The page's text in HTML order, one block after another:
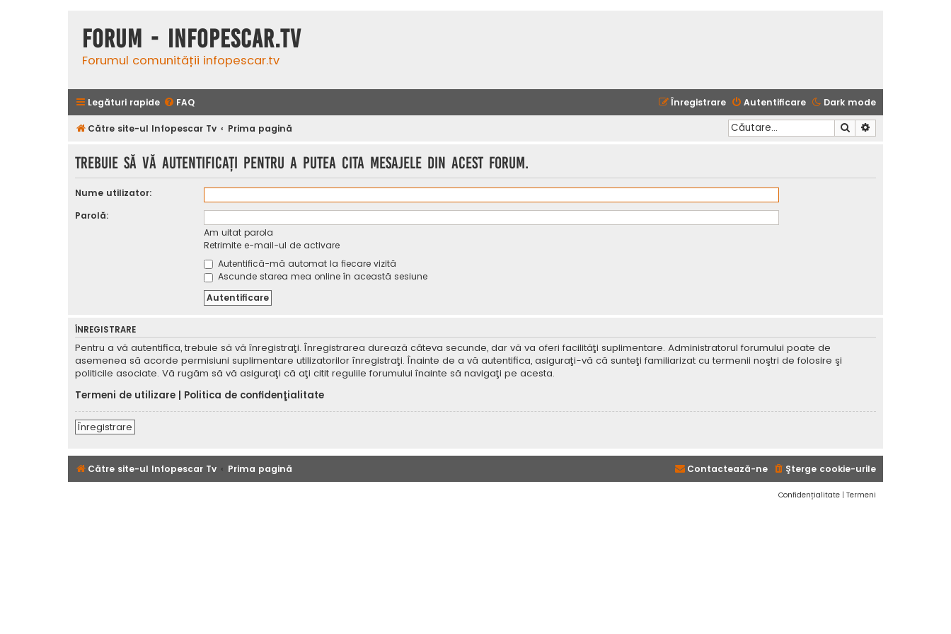
Forum - InfoPescar.Tv
Forumul comunității infopescar.tv
Legături rapide Dark mode
FAQ Autentificare
Înregistrare
Către site-ul Infopescar Tv Prima pagină Căutare
Trebuie să vă autentificaţi pentru a putea cita mesajele din acest forum.
Nume utilizator:
Parolă:
Am uitat parola
Retrimite e-mail-ul de activare
Autentifică-mă automat la fiecare vizită
Ascunde starea mea online în această sesiune
ÎNREGISTRARE
Pentru a vă autentifica, trebuie să vă înregistraţi. Înregistrarea durează câteva secunde, dar vă va oferi facilităţi suplimentare. Administratorul forumului poate de
asemenea să acorde permisiuni suplimentare utilizatorilor înregistraţi. Înainte de a vă autentifica, asiguraţi-vă că sunteţi familiarizat cu termenii noştri de folosire şi
politicile asociate. Vă rugăm să vă asiguraţi că aţi citit regulile forumului înainte să navigaţi pe acesta.
Termeni de utilizare
Politica de confidenţialitate
Înregistrare
Către site-ul Infopescar Tv Prima pagină Şterge cookie-urile
Contactează-ne
Confidențialitate | Termeni